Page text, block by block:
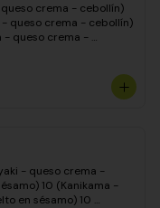
crema - cebollín)
- queso crema - cebollín)
- queso crema -
- queso crema -
10 (Kanikama -
en sésamo) 10